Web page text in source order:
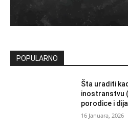
POPULARNO
Šta uraditi
inostranstvu
porodice i
16 Januara, 2026